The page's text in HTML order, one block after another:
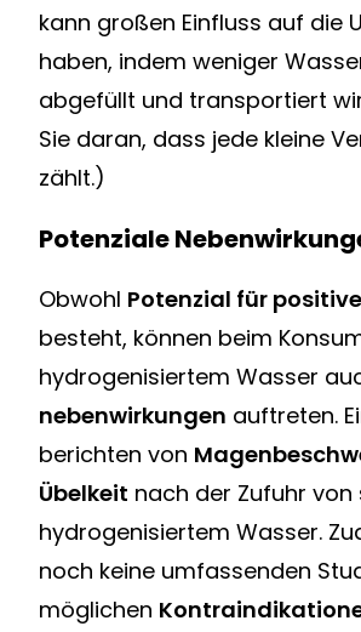
kann großen Einfluss auf die
haben, indem weniger
abgefüllt und transportiert
Sie daran, dass jede kleine
zählt.)
Potenziale
Obwohl Potenzial für
besteht, können beim
hydrogenisiertem Wasser
nebenwirkungen auftreten.
berichten von
Übelkeit nach der Zufuhr von
hydrogenisiertem Wasser.
noch keine umfassenden
möglichen